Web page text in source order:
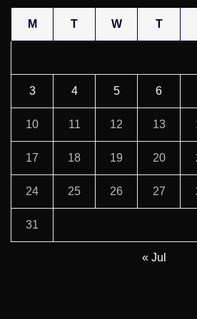
M T W T
3 4 5 6
10 11 12 13
17 18 19 20
24 25 26 27
31
« Jul